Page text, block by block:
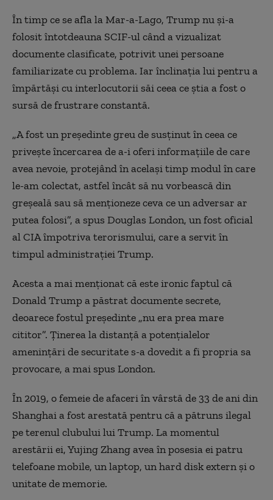
În timp ce se afla la Mar-a-Lago, Trump nu și-a
folosit întotdeauna SCIF-ul când a vizualizat
documente clasificate, potrivit unei persoane
familiarizate cu problema. Iar înclinația lui pentru a
împărtăși cu interlocutorii săi ceea ce știa a fost o
sursă de frustrare constantă.
„A fost un președinte greu de susținut în ceea ce
privește încercarea de a-i oferi informațiile de care
avea nevoie, protejând în același timp modul în care
le-am colectat, astfel încât să nu vorbească din
greșeală sau să menționeze ceva ce un adversar ar
putea folosi”, a spus Douglas London, un fost oficial
al CIA împotriva terorismului, care a servit în
timpul administrației Trump.
Acesta a mai menționat că este ironic faptul că
Donald Trump a păstrat documente secrete,
deoarece fostul președinte „nu era prea mare
cititor”. Ținerea la distanță a potențialelor
amenințări de securitate s-a dovedit a fi propria sa
provocare, a mai spus London.
În 2019, o femeie de afaceri în vârstă de 33 de ani din
Shanghai a fost arestată pentru că a pătruns ilegal
pe terenul clubului lui Trump. La momentul
arestării ei, Yujing Zhang avea în posesia ei patru
telefoane mobile, un laptop, un hard disk extern și o
unitate de memorie.